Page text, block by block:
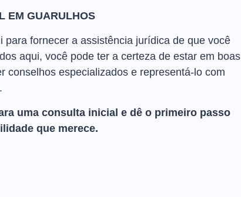
EM GUARULHOS
fornecer a assistência jurídica de que você
aqui, você pode ter a certeza de estar em boas
conselhos especializados e representá-lo com
uma consulta inicial e dê o primeiro passo
que merece.